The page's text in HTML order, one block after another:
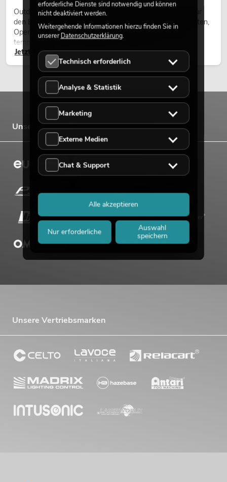
Outdoor Moving-Heads sind bewegliche Scheinwerfer für
den Einsatz im Freien. Sie werden bei Festivals, Stadtfesten,
Open-Air-Konzerten, Architekturinszenierungen und
temporären Außeninstallationen eingesetzt.
Jetzt lesen
Unsere Marken
Unsere Vertriebsmarken
erforderliche Dienste sind notwendig und können
nicht deaktiviert werden.
Weitergehende Informationen hierzu finden Sie in
unsererDatenschutzerklärung.
Technisch erforderlich
Analyse & Statistik
Marketing
Externe Medien
Chat & Support
Nur erforderliche
Auswahl
speichern
Alle akzeptieren